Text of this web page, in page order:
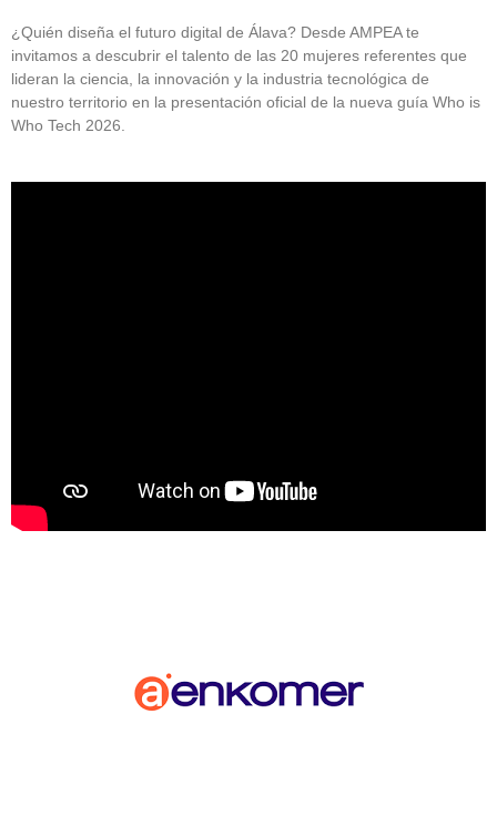
¿Quién diseña el futuro digital de Álava? Desde AMPEA te
invitamos a descubrir el talento de las 20 mujeres referentes que
lideran la ciencia, la innovación y la industria tecnológica de
nuestro territorio en la presentación oficial de la nueva guía Who is
Who Tech 2026.